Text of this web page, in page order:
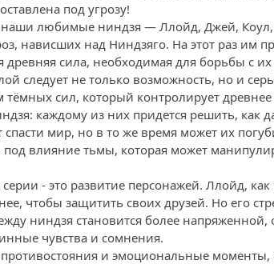
под угрозу!
наши любимые ниндзя — Ллойд, Джей,
нависших над Ниндзяго. На этот раз им
древняя сила, необходимая для борьбы с
следует не только возможность, но и
тёмных сил, который контролирует
каждому из них придется решить, как
спасти мир, но в то же время может их
под влияние тьмы, которая может
- это развитие персонажей. Ллойд, как
чтобы защитить своих друзей. Но его
ниндзя становится более напряженной,
чувства и сомнения.
и эмоциональные моменты,